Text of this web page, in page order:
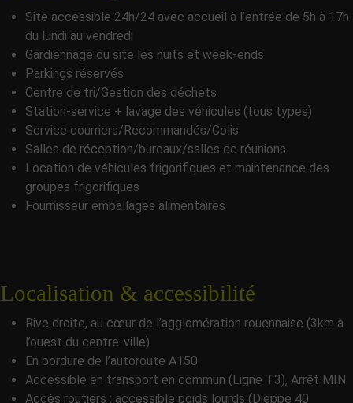
Site accessible 24h/24 avec accueil à l’entrée de 5h à 17h
du lundi au vendredi
Gardiennage du site les nuits et week-ends
Parkings réservés
Centre de tri/Gestion des déchets
Station-service + lavage des véhicules (tous types)
Service courriers/Recommandés/Colis
Salles de réception/bureaux/salles de réunions
Location de véhicules frigorifiques et maintenance des
groupes frigorifiques
Fournisseur emballages alimentaires
Localisation & accessibilité
Rive droite, au cœur de l’agglomération rouennaise (3km à
l’ouest du centre-ville)
En bordure de l’autoroute A150
Accessible en transport en commun (Ligne T3), Arrêt MIN
Accès routiers : accessible poids lourds (Dieppe 40